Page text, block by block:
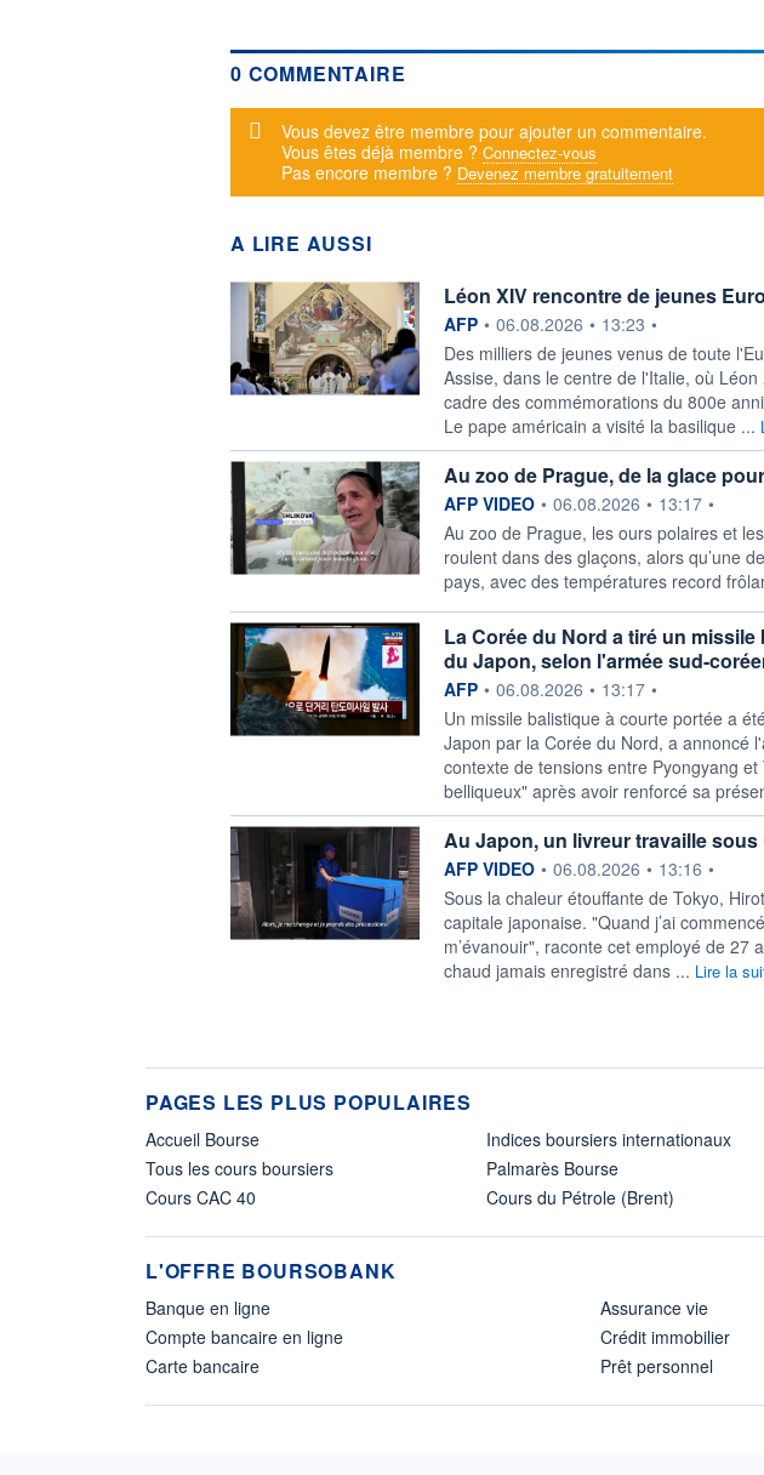
0 COMMENTAIRE
Message d'alerte
Vous devez être membre pour ajouter un commentaire.
Vous êtes déjà membre ? Connectez-vous
Pas encore membre ? Devenez membre gratuitement
A LIRE AUSSI
Léon XIV rencontre de jeunes
information fournie par
AFP • 06.08.2026 • 13:23 •
Des milliers de jeunes venus de toute
Assise, dans le centre de l'Italie, où
cadre des commémorations du 800e
Le pape américain a visité la basilique ...
Au zoo de Prague, de la glace
information fournie par
AFP VIDEO • 06.08.2026 • 13:17 •
Au zoo de Prague, les ours polaires et
roulent dans des glaçons, alors qu’une
pays, avec des températures record
La Corée du Nord a tiré un
du Japon, selon l'armée sud-
information fournie par
AFP • 06.08.2026 • 13:17 •
Un missile balistique à courte portée a
Japon par la Corée du Nord, a annoncé
contexte de tensions entre Pyongyang
belliqueux" après avoir renforcé sa
Au Japon, un livreur travaille
information fournie par
AFP VIDEO • 06.08.2026 • 13:16 •
Sous la chaleur étouffante de Tokyo,
capitale japonaise. "Quand j’ai
m’évanouir", raconte cet employé de 27
chaud jamais enregistré dans ... Lire la
PAGES LES PLUS POPULAIRES
Accueil Bourse
Tous les cours boursiers
Cours CAC 40
Indices boursiers internationaux
Palmarès Bourse
Cours du Pétrole (Brent)
L'OFFRE BOURSOBANK
Banque en ligne
Compte bancaire en ligne
Carte bancaire
Assurance vie
Crédit immobilier
Prêt personnel